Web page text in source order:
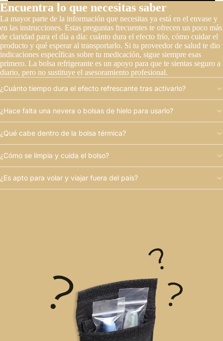
Encuentra lo que necesitas saber
La mayor parte de la información que necesitas ya está en el envase y
en las instrucciones. Estas preguntas frecuentes te ofrecen un poco más
de claridad para el día a día: cuánto dura el efecto frío, cómo cuidar el
producto y qué esperar al transportarlo. Si tu proveedor de salud te dio
indicaciones específicas sobre tu medicación, sigue siempre esas
primero. La bolsa refrigerante es un apoyo para que te sientas seguro a
diario, pero no sustituye el asesoramiento profesional.
¿Cuánto tiempo dura el efecto refrescante tras activarlo?
¿Hace falta una nevera o bolsas de hielo para usarlo?
¿Qué cabe dentro de la bolsa térmica?
¿Cómo se limpia y cuida el bolso?
¿Es apto para volar y viajar fuera del país?